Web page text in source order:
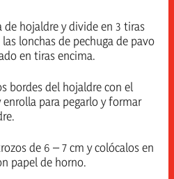
de hojaldre y divide en 3 tiras
las lonchas de pechuga de pavo
en tiras encima.
bordes del hojaldre con el
para pegarlo y formar
de 6 – 7 cm y colócalos en
papel de horno.